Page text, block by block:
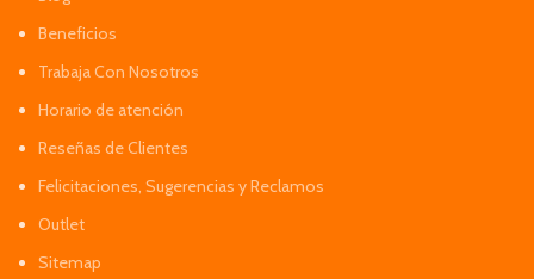
Beneficios
Trabaja Con Nosotros
Horario de atención
Reseñas de Clientes
Felicitaciones, Sugerencias y Reclamos
Outlet
Sitemap